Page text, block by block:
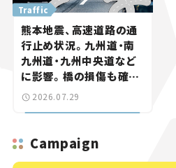
Traffic
熊本地震、高速道路の通
行止め状況。九州道・南
九州道・九州中央道など
に影響。橋の損傷も確認
【道路のニュース】
2026.07.29
Campaign